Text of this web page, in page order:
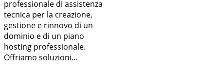
professionale di assistenza
tecnica per la creazione,
gestione e rinnovo di un
dominio e di un piano
hosting professionale.
Offriamo soluzioni…